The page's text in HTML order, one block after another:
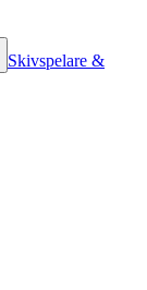
Skivspelare &